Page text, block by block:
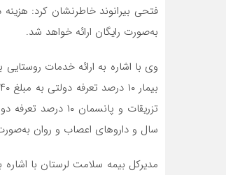
به‌صورت رایگان ارائه خواهد شد.
وی با اشاره به ارائه خدمات
سال و داروهای اعصاب و روان به‌صورت رایگان و